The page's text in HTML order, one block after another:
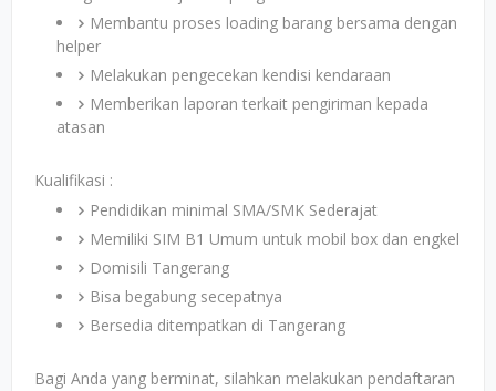
Membantu proses loading barang bersama dengan
helper
Melakukan pengecekan kendisi kendaraan
Memberikan laporan terkait pengiriman kepada
atasan
Kualifikasi :
Pendidikan minimal SMA/SMK Sederajat
Memiliki SIM B1 Umum untuk mobil box dan engkel
Domisili Tangerang
Bisa begabung secepatnya
Bersedia ditempatkan di Tangerang
Bagi Anda yang berminat, silahkan melakukan pendaftaran